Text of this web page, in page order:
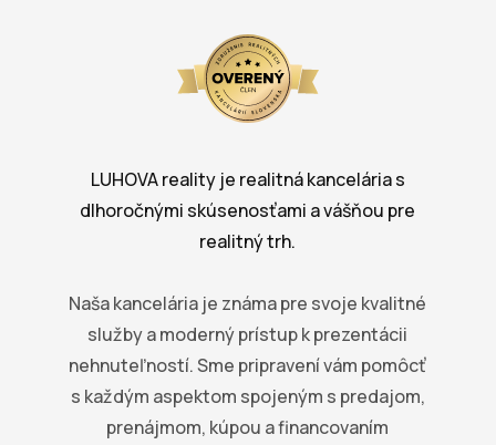
LUHOVA reality je realitná kancelária s
dlhoročnými skúsenosťami a vášňou pre
realitný trh.
Naša kancelária je známa pre svoje kvalitné
služby a moderný prístup k prezentácii
nehnuteľností. Sme pripravení vám pomôcť
s každým aspektom spojeným s predajom,
prenájmom, kúpou a financovaním